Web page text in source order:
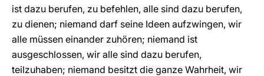
ist dazu berufen, zu befehlen, alle sind dazu berufen,
zu dienen; niemand darf seine Ideen aufzwingen, wir
alle müssen einander zuhören; niemand ist
ausgeschlossen, wir alle sind dazu berufen,
teilzuhaben; niemand besitzt die ganze Wahrheit, wir